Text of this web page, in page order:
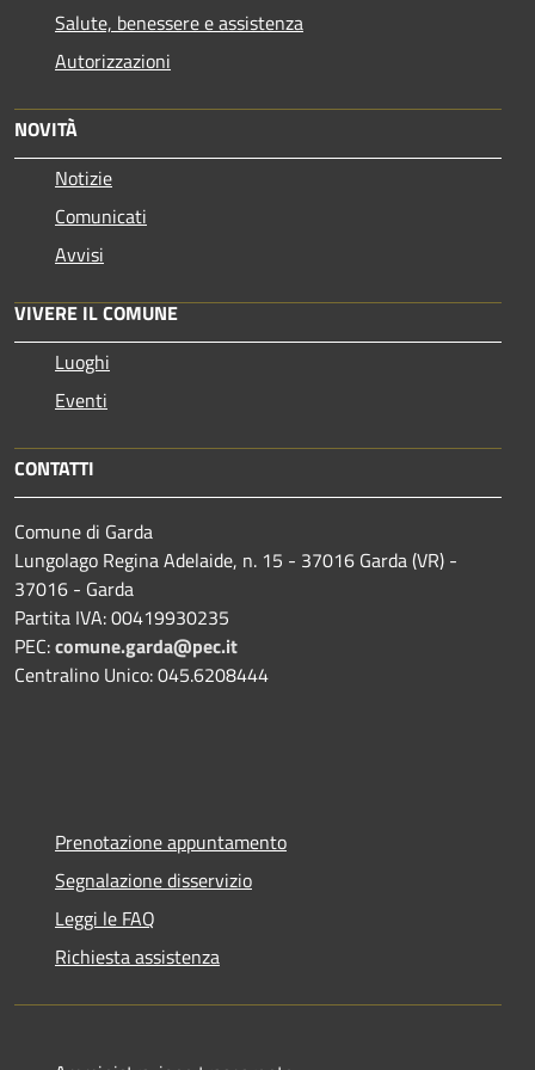
Salute, benessere e assistenza
Autorizzazioni
NOVITÀ
Notizie
Comunicati
Avvisi
VIVERE IL COMUNE
Luoghi
Eventi
CONTATTI
Comune di Garda
Lungolago Regina Adelaide, n. 15 - 37016 Garda (VR) -
37016 - Garda
Partita IVA: 00419930235
PEC:comune.garda@pec.it
Centralino Unico: 045.6208444
Prenotazione appuntamento
Segnalazione disservizio
Leggi le FAQ
Richiesta assistenza